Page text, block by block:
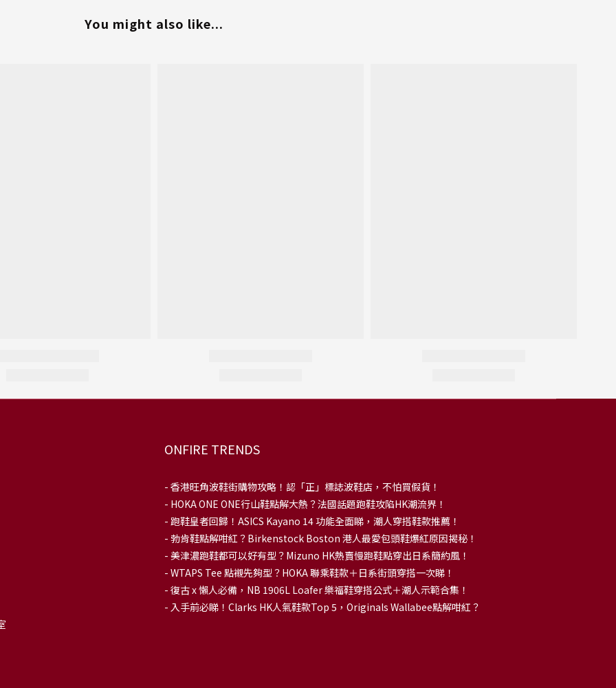
You might also like...
ONFIRE TRENDS
- 香港旺角波鞋街購物攻略！認「正」標誌波鞋店，不怕買假貨！
- HOKA ONE ONE行山鞋點解大熱？法國話題跑鞋攻陷HK潮流界！
- 跑鞋皇者回歸！ASICS Kayano 14 功能全面睇，潮人穿搭鞋款推薦！
- 勃肯鞋點解咁紅？Birkenstock Boston 港人最愛包頭鞋爆紅原因揭秘！
- 美津濃跑鞋都可以好有型？Mizuno HK熱賣慢跑鞋點穿出日系簡約風！
- WTAPS Tee 點襯先夠型？HOKA 聯乘鞋款＋日系街頭穿搭一次睇！
- 復古 x 懶人必備，NB 1906L Loafer 樂福鞋穿搭公式＋潮人示範合集！
- 入手前必睇！Clarks HK人氣鞋款Top 5，Originals Wallabee點解咁紅？